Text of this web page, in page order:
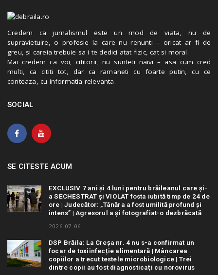
Credem ca jurnalismul este un mod de viata, nu de
supravietuire, o profesie la care nu renunti – oricat ar fi de
greu, si careia trebuie sa i te dedici atat fizic, cat si moral.
Mai credem ca voi, cititorii, nu sunteti naivi – asa cum cred
multi, ca cititi tot, dar ca ramaneti cu foarte putin, cu ce
conteaza, cu informatia relevanta.
SOCIAL
SE CITESTE ACUM
EXCLUSIV 7 ani și 4 luni pentru brăileanul care și-
a SECHESTRAT și VIOLAT fosta iubită timp de 24 de
ore | Judecător: „Tânăra a fost umilită profund și
intens” | Agresorul a și fotografiat-o dezbrăcată
2026-07-06
DSP Brăila: La Creșa nr. 4 nu s-a confirmat un
focar de toxiinfecție alimentară | Mâncarea
copiilor a trecut testele microbiologice | Trei
dintre copii au fost diagnosticați cu norovirus